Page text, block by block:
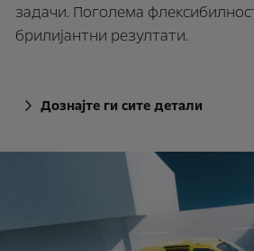
задачи. Поголема
брилијантни резултати.
Дознајте ги сите детали